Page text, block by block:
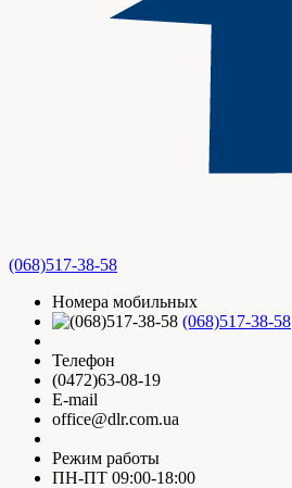
(068)517-38-58
Номера мобильных
(068)517-38-58
Телефон
(0472)63-08-19
E-mail
office@dlr.com.ua
Режим работы
ПН-ПТ 09:00-18:00